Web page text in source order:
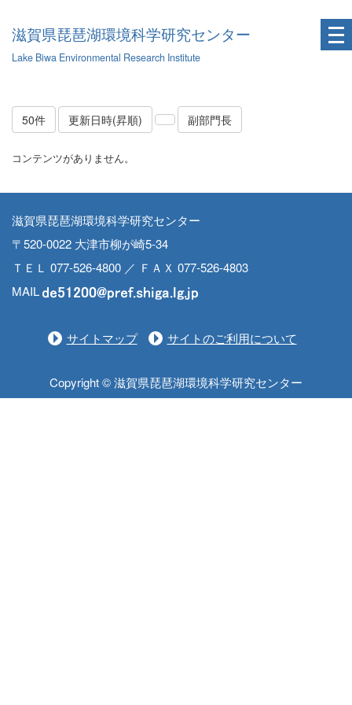
滋賀県琵琶湖環境科学研究センター
Lake Biwa Environmental Research Institute
50件 更新日時(昇順) 副部門長
コンテンツがありません。
滋賀県琵琶湖環境科学研究センター
〒520-0022 大津市柳が崎5-34
ＴＥＬ 077-526-4800 ／ ＦＡＸ 077-526-4803
MAIL
サイトマップ サイトのご利用について
Copyright © 滋賀県琵琶湖環境科学研究センター